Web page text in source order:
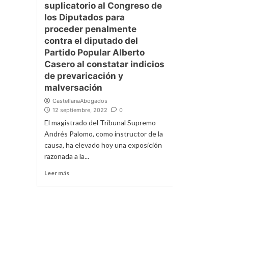
suplicatorio al Congreso de
los Diputados para
proceder penalmente
contra el diputado del
Partido Popular Alberto
Casero al constatar indicios
de prevaricación y
malversación
CastellanaAbogados
12 septiembre, 2022
0
El magistrado del Tribunal Supremo
Andrés Palomo, como instructor de la
causa, ha elevado hoy una exposición
razonada a la...
Leer más